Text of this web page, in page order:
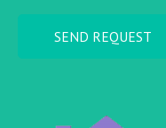
SEND REQUEST